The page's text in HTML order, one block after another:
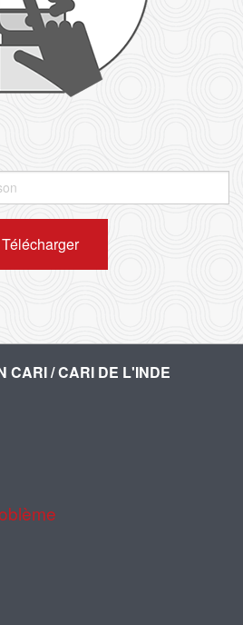
Télécharger
CARI / CARI DE L'INDE